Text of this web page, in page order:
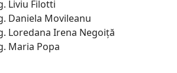
Liviu Filotti
Daniela Movileanu
Loredana Irena Negoiţă
Maria Popa